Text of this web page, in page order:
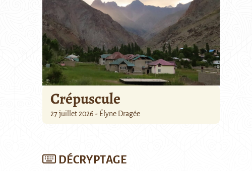
Crépuscule
27 juillet 2026 - Élyne Dragée
DÉCRYPTAGE